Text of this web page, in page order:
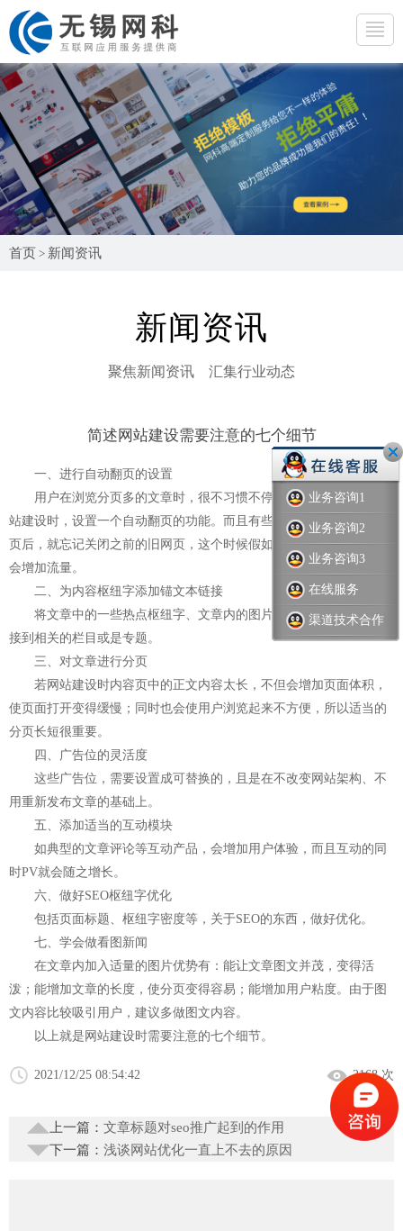
首页 > 新闻资讯
新闻资讯
聚焦新闻资讯 汇集行业动态
简述网站建设需要注意的七个细节
一、进行自动翻页的设置
用户在浏览分页多的文章时，很不习惯不停的翻页。所以进行网
站建设时，设置一个自动翻页的功能。而且有些用户在打开一个新网
页后，就忘记关闭之前的旧网页，这个时候假如有自动翻页功能，就
会增加流量。
二、为内容枢纽字添加锚文本链接
将文章中的一些热点枢纽字、文章内的图片等做上链接，可以链
接到相关的栏目或是专题。
三、对文章进行分页
若网站建设时内容页中的正文内容太长，不但会增加页面体积，
使页面打开变得缓慢；同时也会使用户浏览起来不方便，所以适当的
分页长短很重要。
四、广告位的灵活度
这些广告位，需要设置成可替换的，且是在不改变网站架构、不
用重新发布文章的基础上。
五、添加适当的互动模块
如典型的文章评论等互动产品，会增加用户体验，而且互动的同
时PV就会随之增长。
六、做好SEO枢纽字优化
包括页面标题、枢纽字密度等，关于SEO的东西，做好优化。
七、学会做看图新闻
在文章内加入适量的图片优势有：能让文章图文并茂，变得活
泼；能增加文章的长度，使分页变得容易；能增加用户粘度。由于图
文内容比较吸引用户，建议多做图文内容。
以上就是网站建设时需要注意的七个细节。
2021/12/25 08:54:42 2168 次
上一篇： 文章标题对seo推广起到的作用
下一篇： 浅谈网站优化一直上不去的原因
业务咨询1
业务咨询2
业务咨询3
在线服务
渠道技术合作